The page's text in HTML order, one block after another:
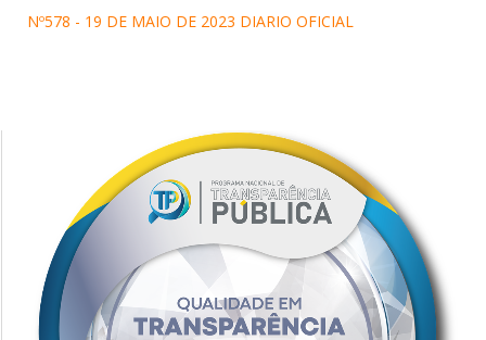
Nº578 - 19 DE MAIO DE 2023 DIARIO OFICIAL